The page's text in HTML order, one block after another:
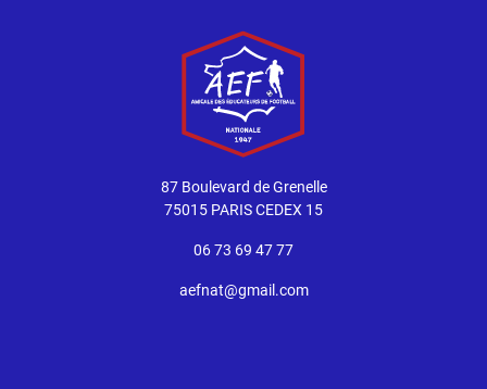
87 Boulevard de Grenelle
75015 PARIS CEDEX 15
06 73 69 47 77
aefnat@gmail.com